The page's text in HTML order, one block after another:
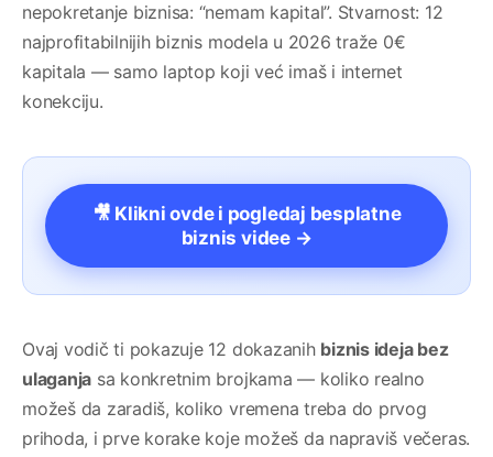
nepokretanje biznisa: “nemam kapital”. Stvarnost: 12
najprofitabilnijih biznis modela u 2026 traže 0€
kapitala — samo laptop koji već imaš i internet
konekciju.
🎥 Klikni ovde i pogledaj besplatne
biznis videe →
Ovaj vodič ti pokazuje 12 dokazanih biznis ideja bez
ulaganja sa konkretnim brojkama — koliko realno
možeš da zaradiš, koliko vremena treba do prvog
prihoda, i prve korake koje možeš da napraviš večeras.